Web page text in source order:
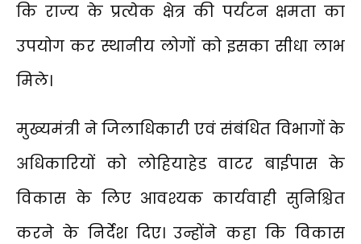
कि राज्य के प्रत्येक क्षेत्र की पर्यटन क्षमता का
उपयोग कर स्थानीय लोगों को इसका सीधा लाभ
मिले।
मुख्यमंत्री ने जिलाधिकारी एवं संबंधित विभागों के
अधिकारियों को लोहियाहेड वाटर बाईपास के
विकास के लिए आवश्यक कार्यवाही सुनिश्चित
करने के निर्देश दिए। उन्होंने कहा कि विकास